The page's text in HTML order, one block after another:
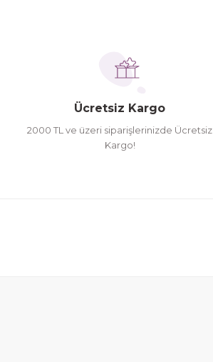
Ücretsiz Kargo
2000 TL ve üzeri siparişlerinizde Ücretsiz
Kargo!